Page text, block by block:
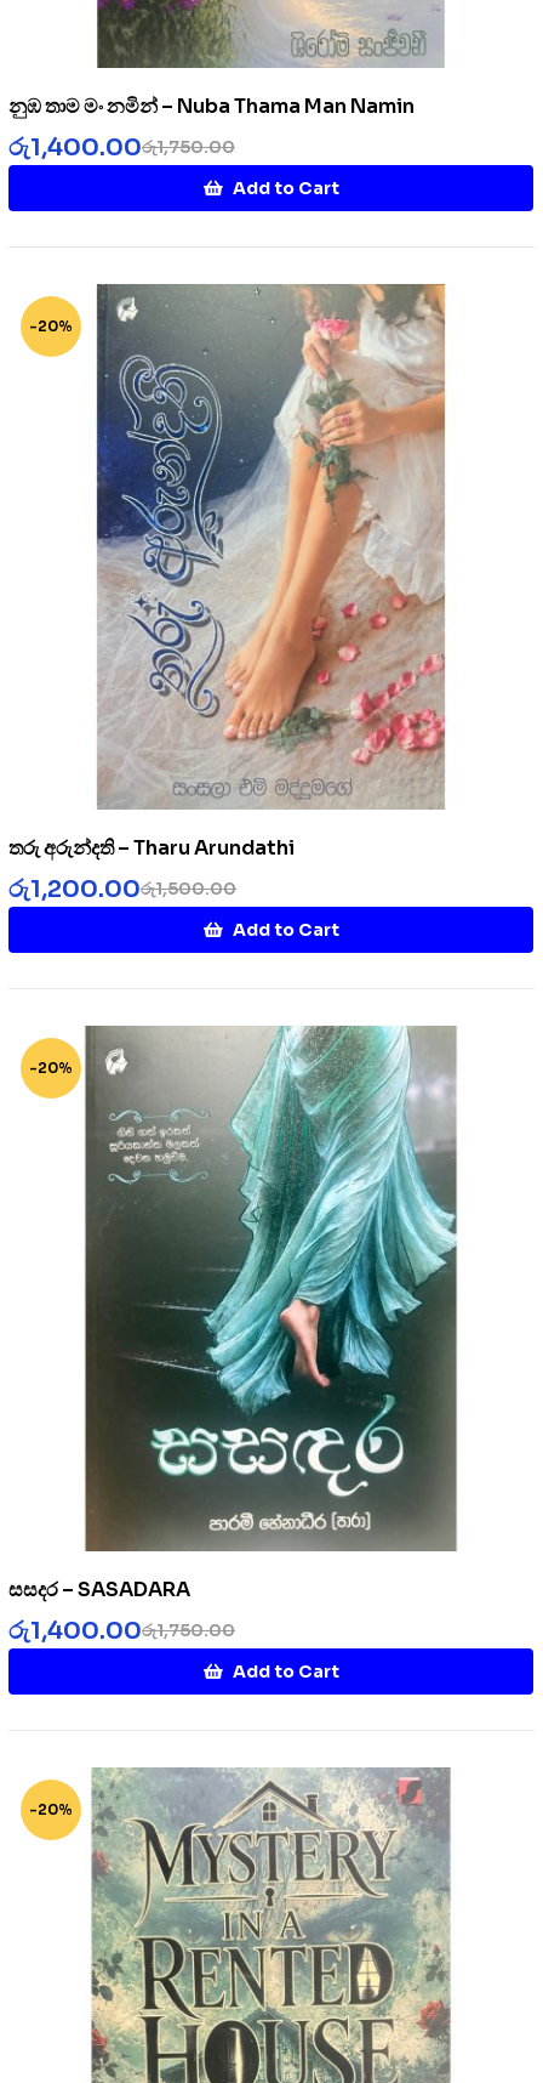
නුඹ තාම මං නමින් – Nuba Thama Man Namin
රු1,750.00
රු1,400.00
Add to Cart
-20%
තරු අරුන්දති – Tharu Arundathi
රු1,500.00
රු1,200.00
Add to Cart
-20%
සසදර – SASADARA
රු1,750.00
රු1,400.00
Add to Cart
-20%